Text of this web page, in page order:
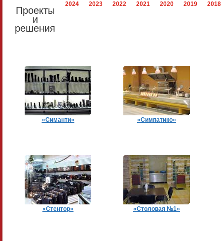
Проекты
и
решения
2024 2023 2022 2021 2020 2019 2018
«Симанти» «Симпатико»
«Стентор» «Столовая №1»